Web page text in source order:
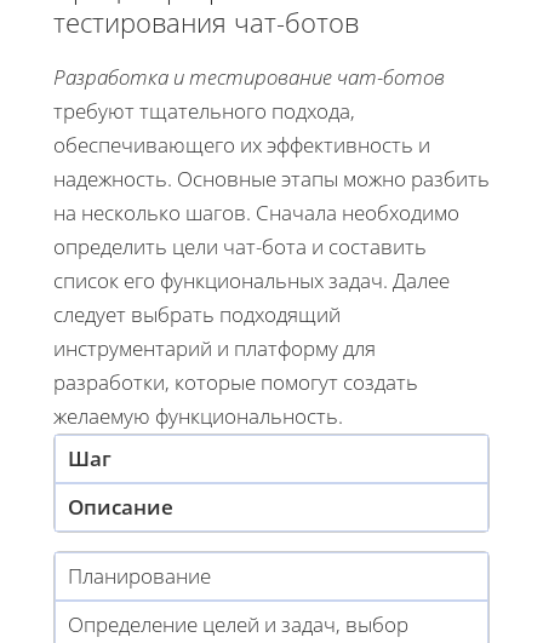
тестирования чат-ботов
Разработка и тестирование чат-ботов
требуют тщательного подхода,
обеспечивающего их эффективность и
надежность. Основные этапы можно разбить
на несколько шагов. Сначала необходимо
определить цели чат-бота и составить
список его функциональных задач. Далее
следует выбрать подходящий
инструментарий и платформу для
разработки, которые помогут создать
желаемую функциональность.
Шаг
Описание
Планирование
Определение целей и задач, выбор